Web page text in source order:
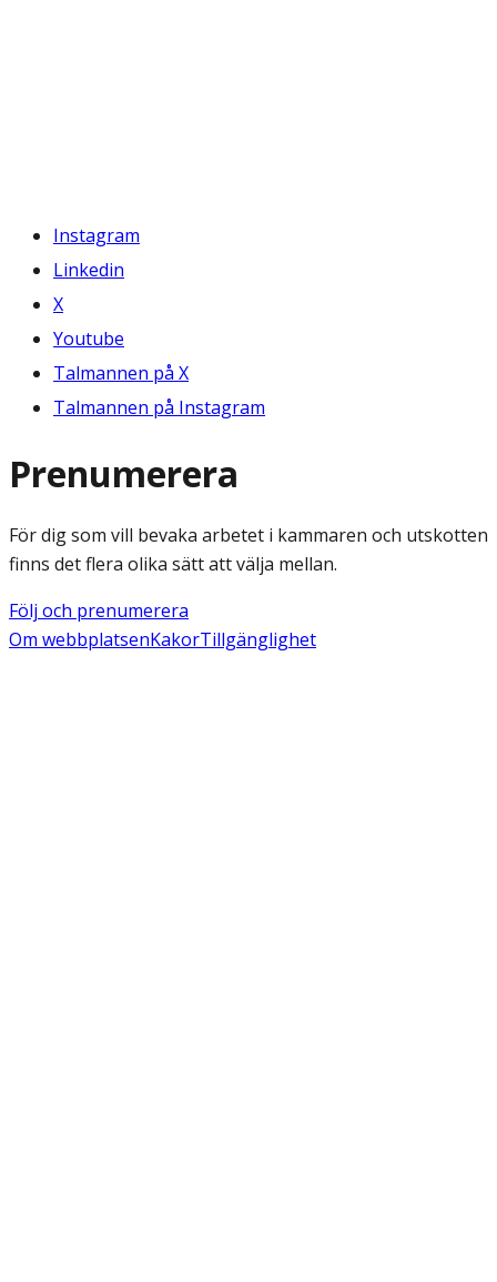
Instagram
Linkedin
X
Youtube
Talmannen på X
Talmannen på Instagram
Prenumerera
För dig som vill bevaka arbetet i kammaren och utskotten
finns det flera olika sätt att välja mellan.
Följ och prenumerera
Om webbplatsenKakorTillgänglighet